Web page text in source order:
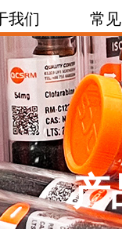
我们 常
产